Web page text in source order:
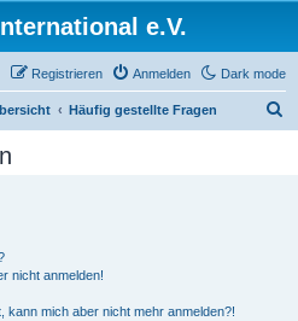
e.V.
Dark mode
Anmelden
Registrieren
Häufig gestellte Fragen
nicht anmelden!
kann mich aber nicht mehr anmelden?!